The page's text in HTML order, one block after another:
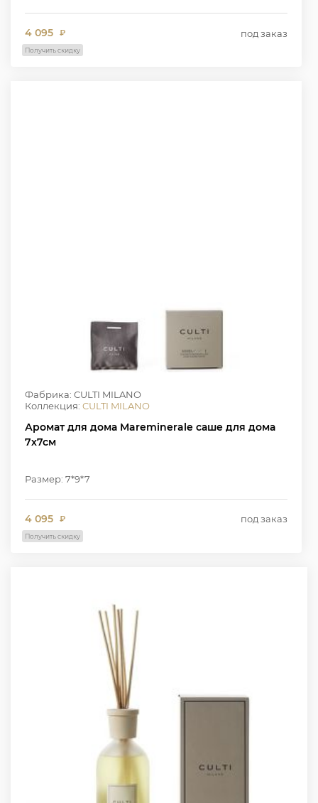
4 095 ₽ под заказ
Получить скидку
Фабрика: CULTI MILANO
Коллекция: CULTI MILANO
Аромат для дома Mareminerale саше для дома
7х7см
Размер: 7*9*7
4 095 ₽ под заказ
Получить скидку